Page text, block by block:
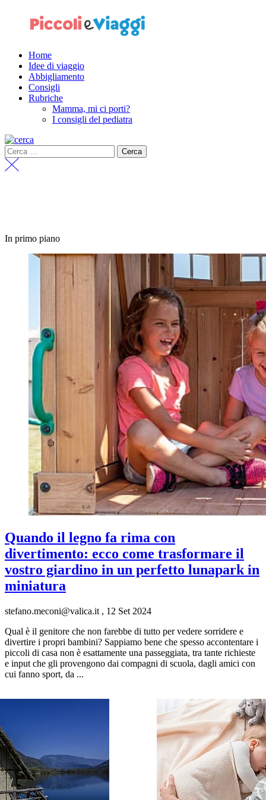
Home
Idee di viaggio
Abbigliamento
Consigli
Rubriche
Mamma, mi ci porti?
I consigli del pediatra
In primo piano
Quando il legno fa rima con
divertimento: ecco come trasformare il
vostro giardino in un perfetto lunapark in
miniatura
stefano.meconi@valica.it , 12 Set 2024
Qual è il genitore che non farebbe di tutto per vedere sorridere e
divertire i propri bambini? Sappiamo bene che spesso accontentare i
piccoli di casa non è esattamente una passeggiata, tra tante richieste
e input che gli provengono dai compagni di scuola, dagli amici con
cui fanno sport, da ...